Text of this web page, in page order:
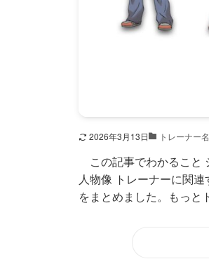
2026年3月13日 トレーナー
この記事でわかること
人物像 トレーナーに関
をまとめました。もっと